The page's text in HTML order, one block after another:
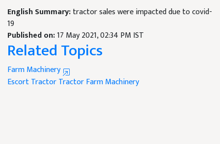
English Summary:tractor sales were impacted due to covid-
19
Published on:17 May 2021, 02:34 PM IST
Related Topics
Farm Machinery
Escort TractorTractorFarm Machinery